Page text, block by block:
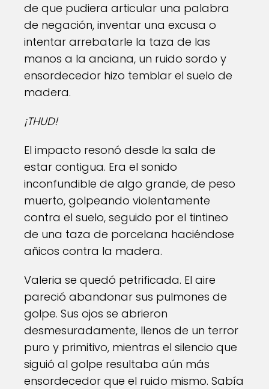
de que pudiera articular una palabra
de negación, inventar una excusa o
intentar arrebatarle la taza de las
manos a la anciana, un ruido sordo y
ensordecedor hizo temblar el suelo de
madera.
¡THUD!
El impacto resonó desde la sala de
estar contigua. Era el sonido
inconfundible de algo grande, de peso
muerto, golpeando violentamente
contra el suelo, seguido por el tintineo
de una taza de porcelana haciéndose
añicos contra la madera.
Valeria se quedó petrificada. El aire
pareció abandonar sus pulmones de
golpe. Sus ojos se abrieron
desmesuradamente, llenos de un terror
puro y primitivo, mientras el silencio que
siguió al golpe resultaba aún más
ensordecedor que el ruido mismo. Sabía